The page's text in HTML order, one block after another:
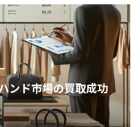
ンド市場の買取成功